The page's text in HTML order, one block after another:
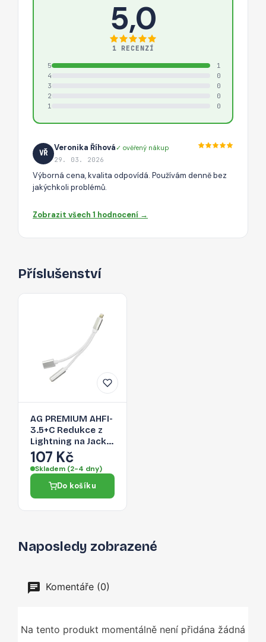
5,0
1 RECENZÍ
5
1
4
0
3
0
2
0
1
0
VŘ
Veronika Říhová✓ ověřený nákup
29. 03. 2026
Výborná cena, kvalita odpovídá. Používám denně bez
jakýchkoli problémů.
Zobrazit všech 1 hodnocení →
Příslušenství
AG PREMIUM AHFI-
3.5+C Redukce z
Lightning na Jack
3,5/Lightning,
stříbrná
107 Kč
Skladem (2-4 dny)
Do košíku
Naposledy zobrazené
Komentáře (0)
Na tento produkt momentálně není přidána žádná